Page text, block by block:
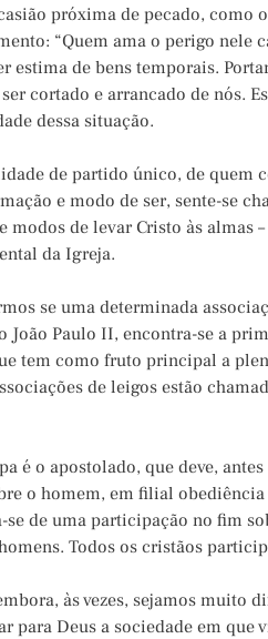
próxima de pecado, como
“Quem ama o perigo nele
estima de bens temporais.
cortado e arrancado de nós.
dessa situação.
de partido único, de quem
e modo de ser, sente-se
de levar Cristo às almas
da Igreja.
se uma determinada
João Paulo II, encontra-se a
tem como fruto principal a
de leigos estão
é o apostolado, que deve,
o homem, em filial
de uma participação no fim
Todos os cristãos
às vezes, sejamos muito
para Deus a sociedade em que